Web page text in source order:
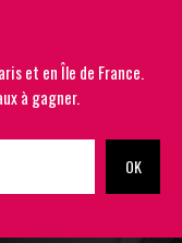
et en Île de France.
à gagner.
OK